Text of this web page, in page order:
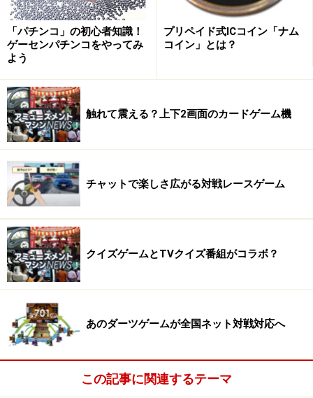
■4月18日
「セガ ワールド花北」4月下旬オープン：セガ
セガグループのアミューズメント施設運営を手がけるセ
ガ アミューズメントは、兵庫県姫路市の複合施設「湯・
遊・食アリーナ」内に2003年4月下旬、アミューズメン
ト施設「セガ ワールド花北」をオープンすることを発表
した。店内のオレンジを基調とした内・外装で、安心し
て明るく楽しめるイメージを表現する。
□「セガ ワールド花北」
所在地：兵庫県姫路市増位新町1-6-2F
オープン：2003年4月下旬
営業時間：10:00～24:00
定休日：年中無休
店舗面積：約280坪
機械台数：117台※オープン時
台、その他/5台
「パチンコ」の初心者知識！
ゲーセンパチンコをやってみ
よう
プリペイド式ICコイン「ナム
コイン」とは？
触れて震える？上下2画面のカードゲーム機
チャットで楽しさ広がる対戦レースゲーム
クイズゲームとTVクイズ番組がコラボ？
あのダーツゲームが全国ネット対戦対応へ
この記事に関連するテーマ